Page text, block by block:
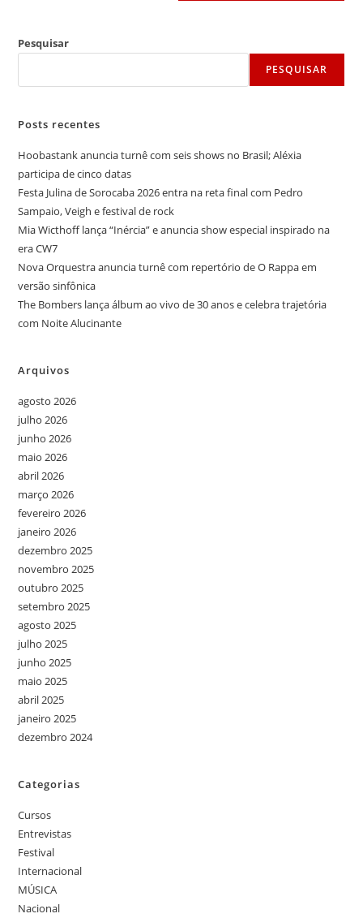
Pesquisar
PESQUISAR
Posts recentes
Hoobastank anuncia turnê com seis shows no Brasil; Aléxia
participa de cinco datas
Festa Julina de Sorocaba 2026 entra na reta final com Pedro
Sampaio, Veigh e festival de rock
Mia Wicthoff lança “Inércia” e anuncia show especial inspirado na
era CW7
Nova Orquestra anuncia turnê com repertório de O Rappa em
versão sinfônica
The Bombers lança álbum ao vivo de 30 anos e celebra trajetória
com Noite Alucinante
Arquivos
agosto 2026
julho 2026
junho 2026
maio 2026
abril 2026
março 2026
fevereiro 2026
janeiro 2026
dezembro 2025
novembro 2025
outubro 2025
setembro 2025
agosto 2025
julho 2025
junho 2025
maio 2025
abril 2025
janeiro 2025
dezembro 2024
Categorias
Cursos
Entrevistas
Festival
Internacional
MÚSICA
Nacional